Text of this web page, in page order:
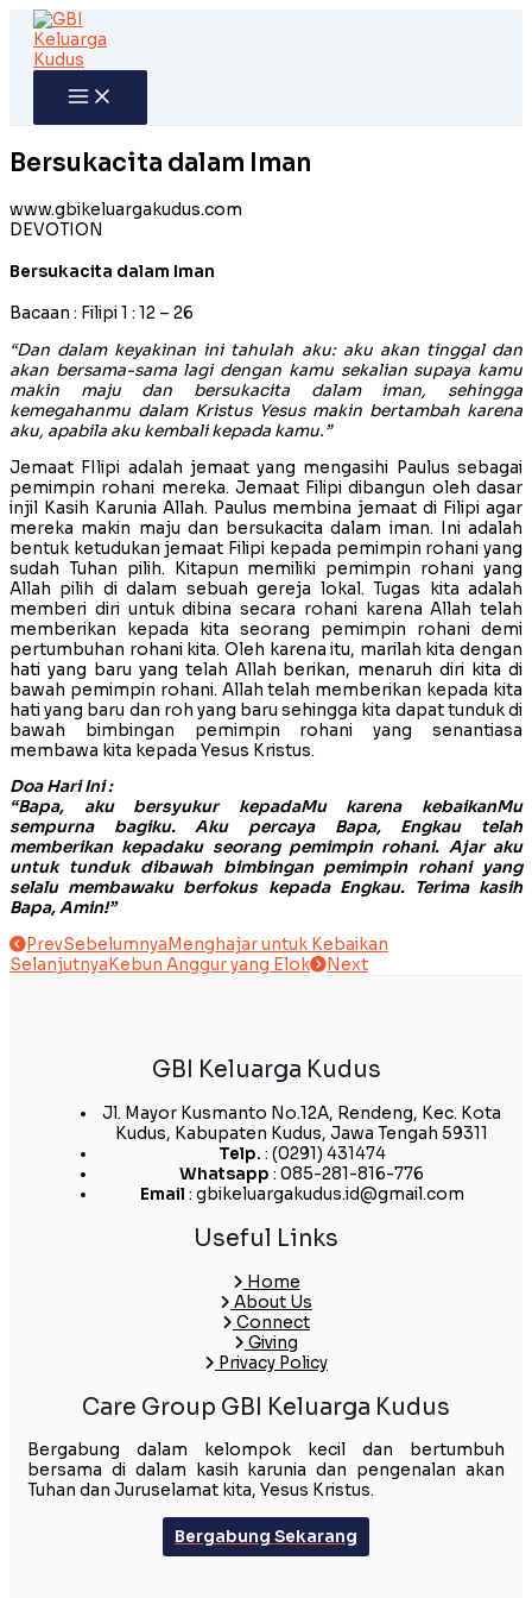
Skip
content
Bersukacita dalam Iman
www.gbikeluargakudus.com
DEVOTION
Bersukacita dalam Iman
Bacaan : Filipi 1 : 12 – 26
“Dan dalam keyakinan ini tahulah aku: aku akan tinggal dan
akan bersama-sama lagi dengan kamu sekalian supaya kamu
makin maju dan bersukacita dalam iman, sehingga
kemegahanmu dalam Kristus Yesus makin bertambah karena
aku, apabila aku kembali kepada kamu.”
Jemaat FIlipi adalah jemaat yang mengasihi Paulus sebagai
pemimpin rohani mereka. Jemaat Filipi dibangun oleh dasar
injil Kasih Karunia Allah. Paulus membina jemaat di Filipi agar
mereka makin maju dan bersukacita dalam iman. Ini adalah
bentuk ketudukan jemaat Filipi kepada pemimpin rohani yang
sudah Tuhan pilih. Kitapun memiliki pemimpin rohani yang
Allah pilih di dalam sebuah gereja lokal. Tugas kita adalah
memberi diri untuk dibina secara rohani karena Allah telah
memberikan kepada kita seorang pemimpin rohani demi
pertumbuhan rohani kita. Oleh karena itu, marilah kita dengan
hati yang baru yang telah Allah berikan, menaruh diri kita di
bawah pemimpin rohani. Allah telah memberikan kepada kita
hati yang baru dan roh yang baru sehingga kita dapat tunduk di
bawah bimbingan pemimpin rohani yang senantiasa
membawa kita kepada Yesus Kristus.
Doa Hari Ini :
“Bapa, aku bersyukur kepadaMu karena kebaikanMu
sempurna bagiku. Aku percaya Bapa, Engkau telah
memberikan kepadaku seorang pemimpin rohani. Ajar aku
untuk tunduk dibawah bimbingan pemimpin rohani yang
selalu membawaku berfokus kepada Engkau. Terima kasih
Bapa, Amin!”
PrevSebelumnya Menghajar untuk Kebaikan
Selanjutnya Kebun Anggur yang Elok Next
GBI Keluarga Kudus
Jl. Mayor Kusmanto No.12A, Rendeng, Kec. Kota
Kudus, Kabupaten Kudus, Jawa Tengah 59311
Telp. : (0291) 431474
Whatsapp : 085-281-816-776
Email : gbikeluargakudus.id@gmail.com
Useful Links
Home
About Us
Connect
Giving
Privacy Policy
Care Group GBI Keluarga Kudus
Bergabung dalam kelompok kecil dan bertumbuh
bersama di dalam kasih karunia dan pengenalan akan
Tuhan dan Juruselamat kita, Yesus Kristus.
Bergabung Sekarang